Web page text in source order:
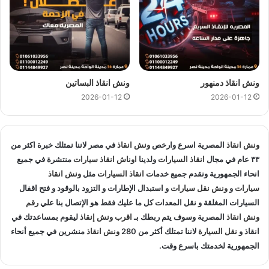
اوناشنا قريبة منك , كما نمتلك خبرة لاكثر من 33 عاما في مجال
انقاذ السيارات و متخصصون في انقاذ السياراتو لدينا اسطول
سيارات انقاذمنتشرة في الاسماعيلية و المناطق المجاوره و
انقاذفي جميع انحاء الجمهورية لإنقاذ ونقل السياراتالمعطلة و
سيارات الحوادث.
انقاذ السيارات:
انقاذ المصرية لانقاذ سيارتك ونقلك في الحال فنحن حريصين علي
تقديم و توفير جميع خدمات
انقاذ السيارات التي قد تحتاج اليها سواء
جر السيارات
او نقل السيارات
تغيير الاطارات :
لا تقلق عندما تجد ان اطار سيارتك يحتاج الي تغيير او اصلاح حيث
ونش انقاذ دمنهور
2026-01-12
ونش انقاذ البساتين
2026-01-12
ونش انقاذ المصرية اسرع وارخص ونش انقاذفي مصر لاننا نمتلك خبرة اكثر من
٣٣ عام في مجال
انقاذ السياراتولدينا اوناش انقاذ سياراتمنتشرة في جميع
انحاء الجمهورية ونقدم جميع خدمات انقاذ السياراتمثل ونش انقاذ
سياراتو ونش نقل سياراتو استبدال الإطارات و التزود بالوقود و فتح اقفال
السيارات المغلقة و نقل المعدات كل ما عليك فقط هو الإتصال بنا عليرقم
ونش انقاذ المصرية وسوف يتم ربطك بـ اقرب ونش إنقاذليقوم بمساعدتك في
انقاذ و نقل السيارة لاننا تمتلك أكثر من 280 ونش انقاذمنشرين في جميع أنحاء
الجمهورية لخدمتك باسرع وقت.